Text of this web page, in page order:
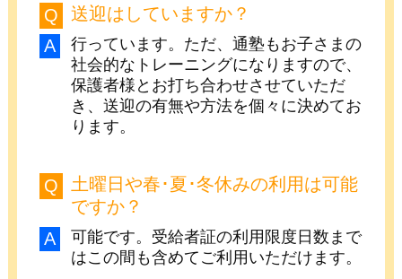
送迎はしていますか？
行っています。ただ、通塾もお子さまの
社会的なトレーニングになりますので、
保護者様とお打ち合わせさせていただ
き、送迎の有無や方法を個々に決めてお
ります。
土曜日や春･夏･冬休みの利用は可能
ですか？
可能です。受給者証の利用限度日数まで
はこの間も含めてご利用いただけます。